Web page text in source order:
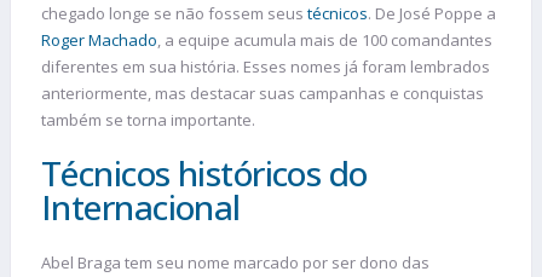
chegado longe se não fossem seus técnicos. De José Poppe a
Roger Machado, a equipe acumula mais de 100 comandantes
diferentes em sua história. Esses nomes já foram lembrados
anteriormente, mas destacar suas campanhas e conquistas
também se torna importante.
Técnicos históricos do
Internacional
Abel Braga tem seu nome marcado por ser dono das